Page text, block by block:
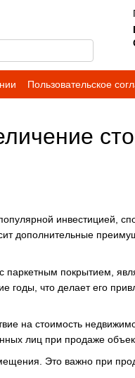
Пользовательское
инвестицией,
дополнительные
покрытием,
годы, что делает его
на стоимость
лиц при продаже
Это важно при